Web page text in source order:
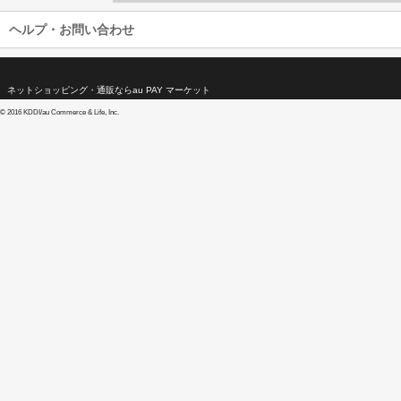
ヘルプ・お問い合わせ
ネットショッピング・通販ならau PAY マーケット
© 2016 KDDI/au Commerce & Life, Inc.